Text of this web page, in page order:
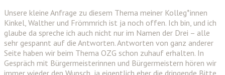
Unsere kleine Anfrage zu diesem Thema meiner Kolleg*innen
Kinkel, Walther und Frömmrich ist ja noch offen. Ich bin, und ich
glaube da spreche ich auch nicht nur im Namen der Drei – alle
sehr gespannt auf die Antworten. Antworten von ganz anderer
Seite haben wir beim Thema OZG schon zuhauf erhalten. In
Gespräch mit Bürgermeisterinnen und Bürgermeistern hören wir
immer wieder den Wunsch, ja eigentlich eher die dringende Bitte,